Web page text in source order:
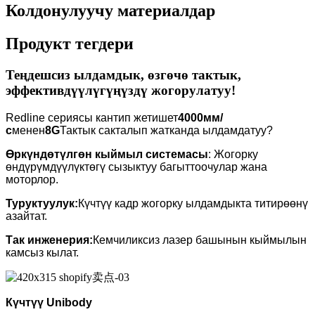
Колдонулуучу материалдар
Продукт тегдери
Теңдешсиз ылдамдык, өзгөчө тактык,
эффективдүүлүгүңүздү жогорулатуу!
Redline сериясы кантип жетишет4000мм/
сменен8GТактык сакталып жатканда ылдамдатуу?
Өркүндөтүлгөн кыймыл системасы: Жогорку
өндүрүмдүүлүктөгү сызыктуу багыттоочулар жана
моторлор.
Туруктуулук:Күчтүү кадр жогорку ылдамдыкта титирөөнү
азайтат.
Так инженерия:Кемчиликсиз лазер башынын кыймылын
камсыз кылат.
Күчтүү Unibody